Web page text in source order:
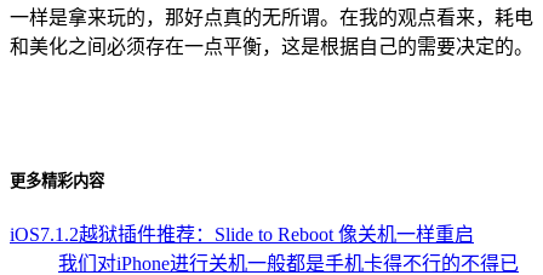
一样是拿来玩的，那好点真的无所谓。在我的观点看来，耗电
和美化之间必须存在一点平衡，这是根据自己的需要决定的。
更多精彩内容
iOS7.1.2越狱插件推荐：Slide to Reboot 像关机一样重启
我们对iPhone进行关机一般都是手机卡得不行的不得已